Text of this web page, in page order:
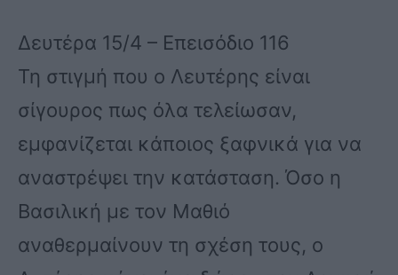
Δευτέρα 15/4 – Επεισόδιο 116
Τη στιγμή που ο Λευτέρης είναι
σίγουρος πως όλα τελείωσαν,
εμφανίζεται κάποιος ξαφνικά για να
αναστρέψει την κατάσταση. Όσο η
Βασιλική με τον Μαθιό
αναθερμαίνουν τη σχέση τους, ο